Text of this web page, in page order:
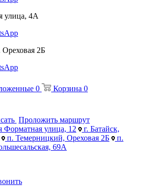
улица, 4А
2Б
0 Корзина 0
Проложить маршрут
Форматная улица, 12
г. Батайск,
п. Темерницкий, Ореховая 2Б
п.
69А